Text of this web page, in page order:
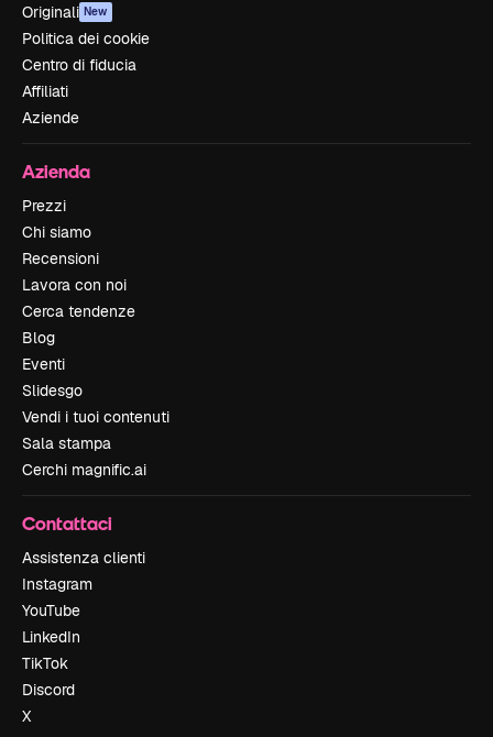
Originali New
Politica dei cookie
Centro di fiducia
Affiliati
Aziende
Azienda
Prezzi
Chi siamo
Recensioni
Lavora con noi
Cerca tendenze
Blog
Eventi
Slidesgo
Vendi i tuoi contenuti
Sala stampa
Cerchi magnific.ai
Contattaci
Assistenza clienti
Instagram
YouTube
LinkedIn
TikTok
Discord
X